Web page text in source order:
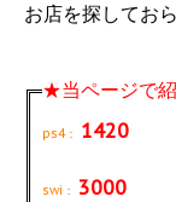
お店を探してお
★当ページで
ps4： 1420
swi： 3000